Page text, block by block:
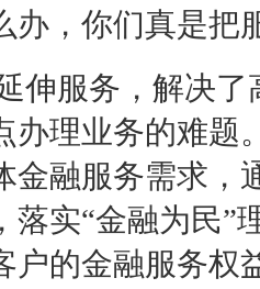
办，你们真是把
伸服务，解决
办理业务的难题
金融服务需求，
落实“金融为民”
户的金融服务权